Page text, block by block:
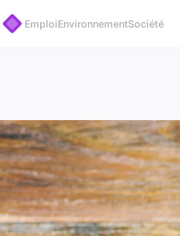
EmploiEnvironnementSociété